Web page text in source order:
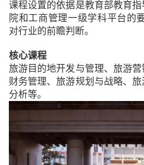
课程设置的依据是教育部教育
院和工商管理一级学科平台的
对行业的前瞻判断。
核心课程
旅游目的地开发与管理、旅游
财务管理、旅游规划与战略、
分析等。